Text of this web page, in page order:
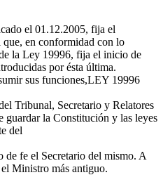
el 01.12.2005, fija el
en conformidad con lo
la Ley 19996, fija el inicio de
por ésta última.
sus funciones,LEY 19996
Tribunal, Secretario y Relatores
guardar la Constitución y las leyes
del
fe el Secretario del mismo. A
Ministro más antiguo.